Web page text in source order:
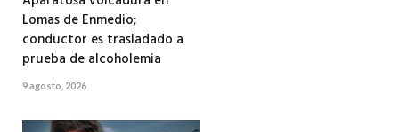
Lomas de Enmedio;
conductor es trasladado a
prueba de alcoholemia
9 agosto, 2026